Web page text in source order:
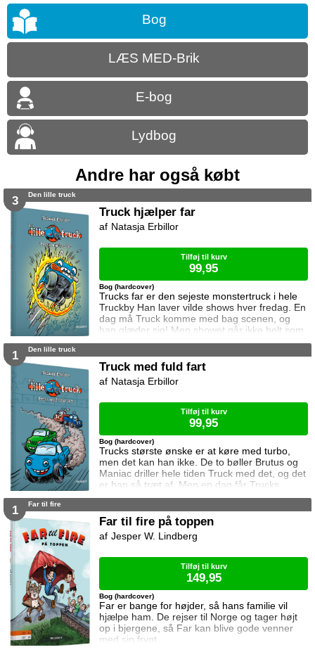
Bog
LÆS MED-Brik
E-bog
Lydbog
Andre har også købt
3 Den lille truck
Truck hjælper far
Trucks far er den sejeste monstertruck i hele
Truckby Han laver vilde shows hver fredag. En
dag må Truck komme med bag scenen, og
han glæder sig! Men showet går ikke helt som
forventet. Vilde loops, en ring af ild og en løs
Bog (hardcover)
Natasja Erbillor
Tilføj til kurv
99,95
1 Den lille truck
Truck med fuld fart
Trucks største ønske er at køre med turbo,
men det kan han ikke. De to bøller Brutus og
Maniac driller hele tiden Truck med det, og det
er han så træt af. Men en dag får Trucks
bedste ven Max pludselig brug for Trucks
så?
Bog (hardcover)
Natasja Erbillor
Tilføj til kurv
99,95
1 Far til fire
Far til fire på toppen
Far er bange for højder, så hans familie vil
hjælpe ham. De rejser til Norge og tager højt
op i bjergene, så Far kan blive gode venner
med sin frygt.
Bog (hardcover)
Jesper W. Lindberg
Tilføj til kurv
149,95